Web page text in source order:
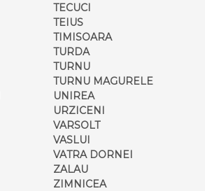
TECUCI
TEIUS
TIMISOARA
TURDA
TURNU
TURNU MAGURELE
UNIREA
URZICENI
VARSOLT
VASLUI
VATRA DORNEI
ZALAU
ZIMNICEA